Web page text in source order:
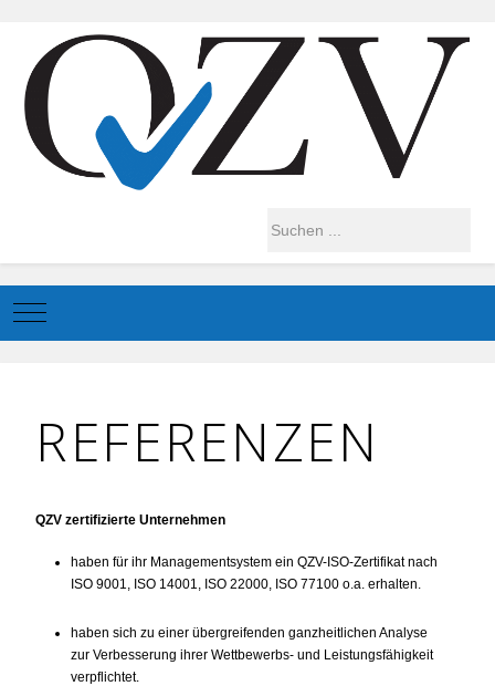
Mobile Menu Toggle
REFERENZEN
QZV zertifizierte Unternehmen
haben für ihr Managementsystem ein QZV-ISO-Zertifikat nach
ISO 9001, ISO 14001, ISO 22000, ISO 77100 o.a. erhalten.
haben sich zu einer übergreifenden ganzheitlichen Analyse
zur Verbesserung ihrer Wettbewerbs- und Leistungsfähigkeit
verpflichtet.